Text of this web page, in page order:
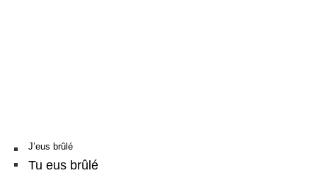
J’eus brûlé
Tu eus brûlé